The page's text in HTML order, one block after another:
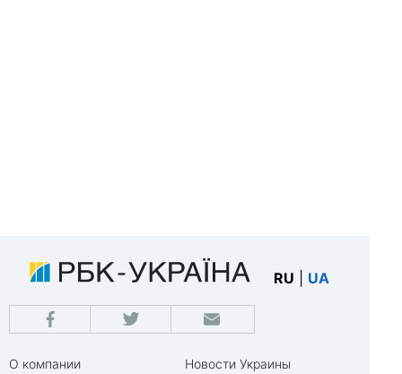
RU UA
О компании
Новости Украины